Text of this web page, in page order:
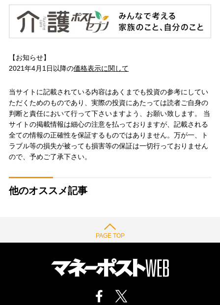
【お知らせ】
2021年4月1日以降の価格表示に関して
当サイトに記載されている内容はあくまでも投資の参考にしてい
ただくためのものであり、実際の投資にあたっては読者ご自身の
判断と責任において行って下さいますよう、お願い致します。 当
サイトの掲載情報は細心の注意を払っておりますが、記載される
全ての情報の正確性を保証するものではありません。万が一、ト
ラブル等の損失が被っても損害等の保証は一切行っておりません
ので、予めご了承下さい。
他のオススメ記事
PAGE TOP